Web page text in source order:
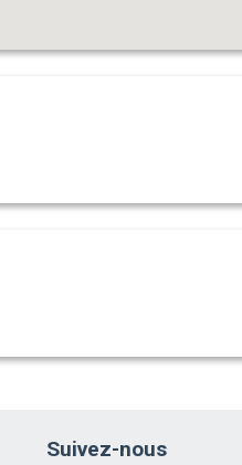
Suivez-nous